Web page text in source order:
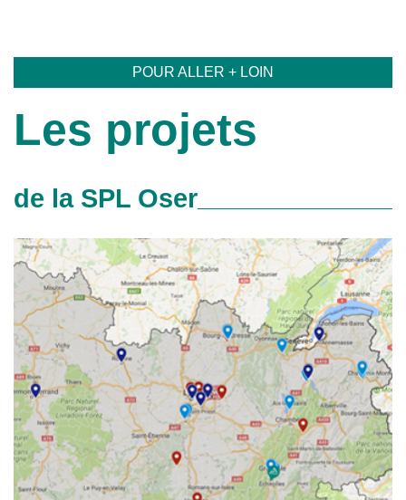
POUR ALLER + LOIN
Les projets
de la SPL Oser